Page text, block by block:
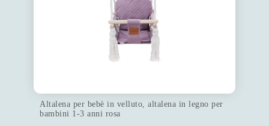
Altalena per bebè in velluto, altalena in legno per
bambini 1-3 anni rosa